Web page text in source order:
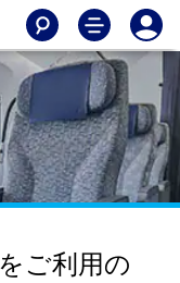
ご利用の